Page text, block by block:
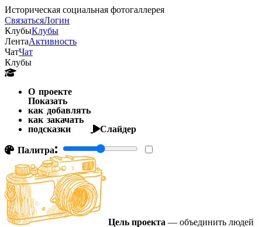
Историческая социальная фотогаллерея
СвязатьсяЛогин
КлубыКлубы
ЛентаАктивность
ЧатЧат
Клубы
О проекте
Показать
как добавлять
как закачать
подсказки
Слайдер
Палитра:
Цель проекта — объединить людей